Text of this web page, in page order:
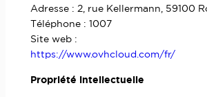
Adresse : 2, rue Kellermann, 59100
Téléphone : 1007
Site web :
https://www.ovhcloud.com/fr/
Propriété intellectuelle